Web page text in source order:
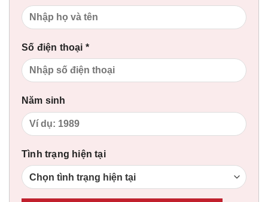
Số điện thoại *
Năm sinh
Tình trạng hiện tại